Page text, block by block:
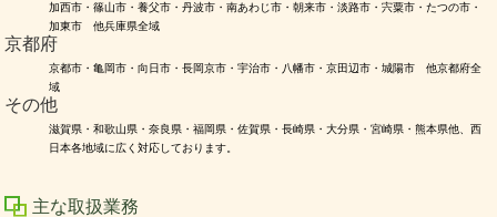
加西市・篠山市・養父市・丹波市・南あわじ市・朝来市・淡路市・宍粟市・たつの市・
加東市 他兵庫県全域
京都府
京都市・亀岡市・向日市・長岡京市・宇治市・八幡市・京田辺市・城陽市 他京都府全
域
その他
滋賀県・和歌山県・奈良県・福岡県・佐賀県・長崎県・大分県・宮崎県・熊本県他、西
日本各地域に広く対応しております。
主な取扱業務